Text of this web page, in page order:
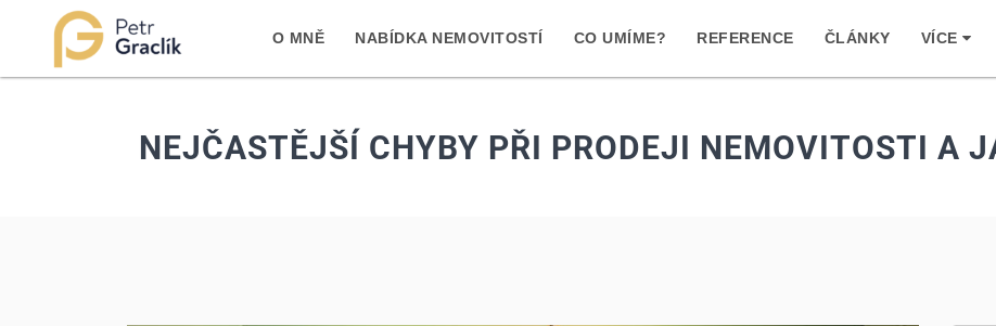
O MNĚ NABÍDKA NEMOVITOSTÍ CO UMÍME? REFERENCE ČLÁNKY VÍCE
NEJČASTĚJŠÍ CHYBY PŘI PRODEJI NEMOVITOSTI A